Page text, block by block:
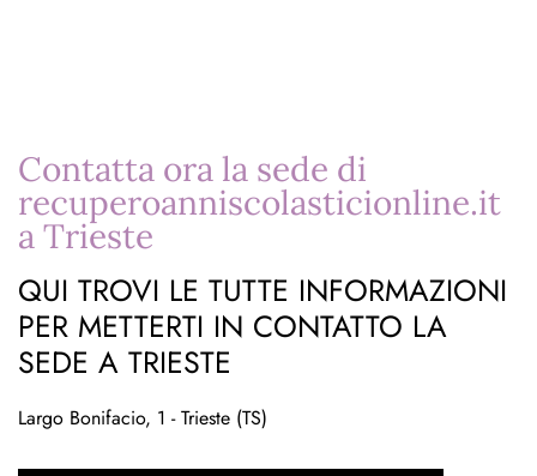
Contatta ora la sede di
recuperoanniscolasticionline.it
a Trieste
QUI TROVI LE TUTTE INFORMAZIONI
PER METTERTI IN CONTATTO LA
SEDE A TRIESTE
Largo Bonifacio, 1 - Trieste (TS)